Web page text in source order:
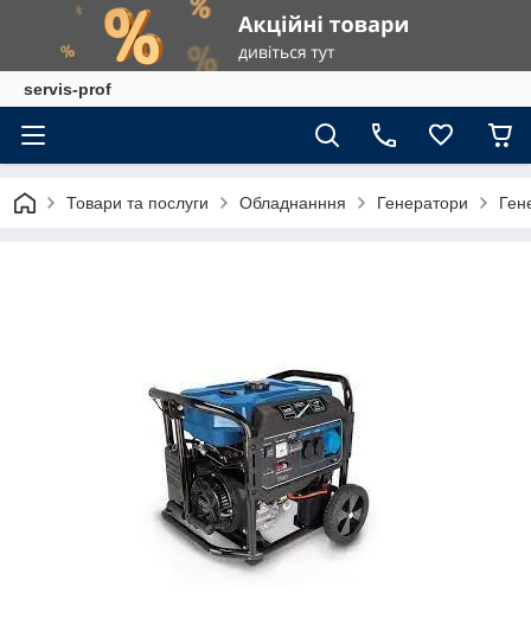
servis-prof
Товари та послуги Обладнанння Генератори